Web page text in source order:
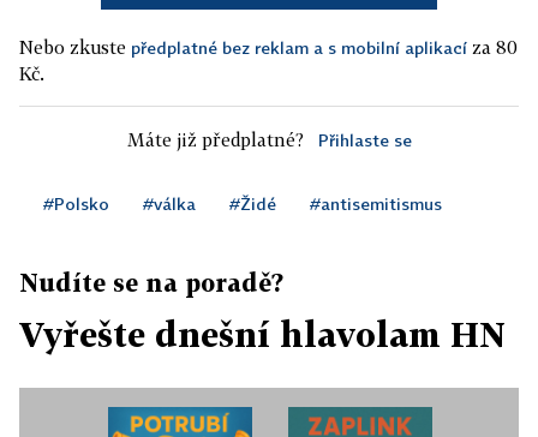
Nebo zkuste předplatné bez reklam a s mobilní aplikací za 80
Kč.
Máte již předplatné? Přihlaste se
#Polsko #válka #Židé #antisemitismus
Nudíte se na poradě?
Vyřešte dnešní hlavolam HN